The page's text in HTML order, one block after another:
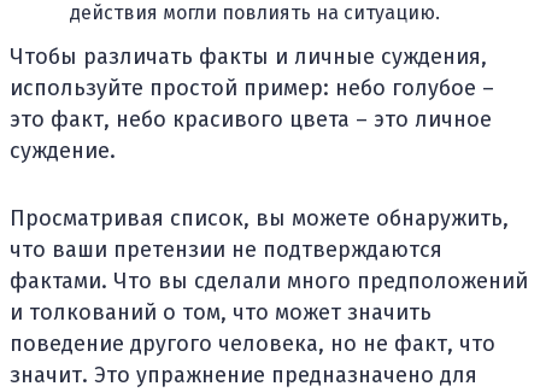
действия могли повлиять на ситуацию.
Чтобы различать факты и личные суждения,
используйте простой пример: небо голубое –
это факт, небо красивого цвета – это личное
суждение.
Просматривая список, вы можете обнаружить,
что ваши претензии не подтверждаются
фактами. Что вы сделали много предположений
и толкований о том, что может значить
поведение другого человека, но не факт, что
значит. Это упражнение предназначено для